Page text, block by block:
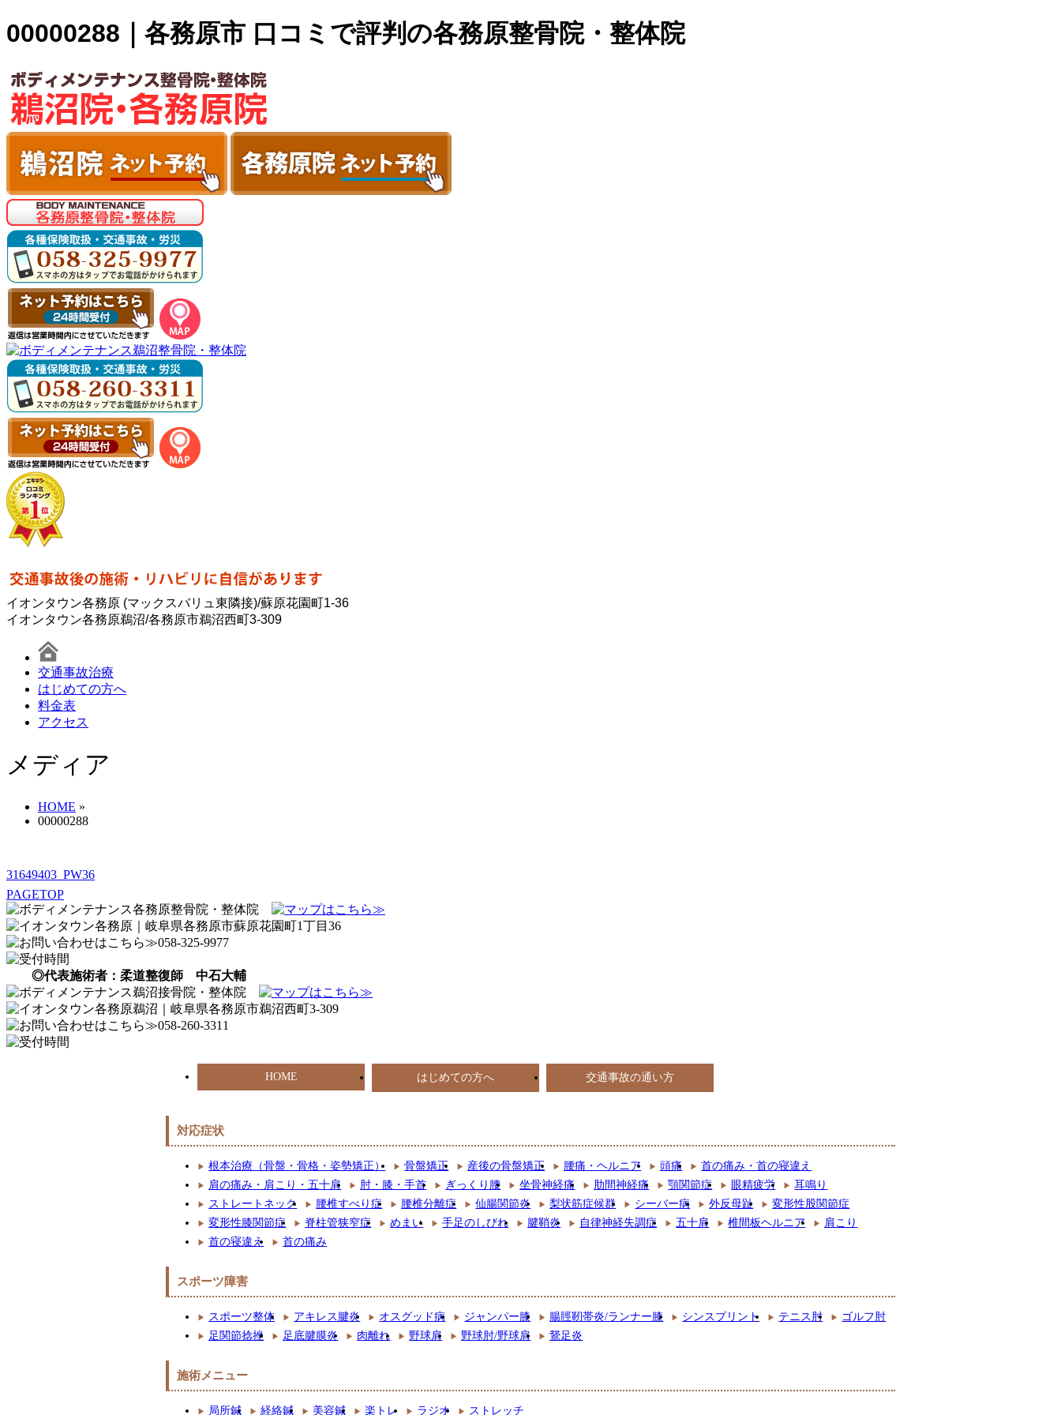
00000288｜各務原市 口コミで評判の各務原整骨院・整体院
イオンタウン各務原 (マックスバリュ東隣接)/蘇原花園町1-36
イオンタウン各務原鵜沼/各務原市鵜沼西町3-309
交通事故治療
はじめての方へ
料金表
アクセス
メディア
HOME »
00000288
31649403_PW36
PAGETOP
◎代表施術者：柔道整復師 中石大輔
HOME はじめての方へ 交通事故の通い方
対応症状
根本治療（骨盤・骨格・姿勢矯正） 骨盤矯正 産後の骨盤矯正 腰痛・ヘルニア 頭痛
首の痛み・首の寝違え
肩の痛み・肩こり・五十肩
肘・膝・手首 ぎっくり腰 坐骨神経痛 肋間神経痛 顎関節症 眼精疲労
耳鳴り
ストレートネック
腰椎すべり症 腰椎分離症 仙腸関節炎 梨状筋症候群 シーバー病 外反母趾
変形性股関節症
変形性膝関節症
脊柱管狭窄症 めまい 手足のしびれ 腱鞘炎 自律神経失調症 五十肩 椎間板ヘルニア
肩こり
首の寝違え
首の痛み
スポーツ障害
スポーツ整体 アキレス腱炎 オスグッド病 ジャンパー膝 腸脛靭帯炎/ランナー膝 シンスプリント テニス肘
ゴルフ肘
足関節捻挫
足底腱膜炎 肉離れ 野球肩 野球肘/野球肩 鵞足炎
施術メニュー
局所鍼 経絡鍼 美容鍼 楽トレ ラジオ ストレッチ